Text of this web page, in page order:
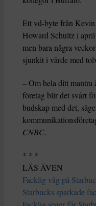
Ett vd-byte från
Howard Schultz i
men bara några
sjunkit i värde med
– Om hela ditt mantra
företag blir det svårt
budskap med det,
CNBC.
* * *
LÄS ÄVEN
Facklig våg på
Starbucks sparkade